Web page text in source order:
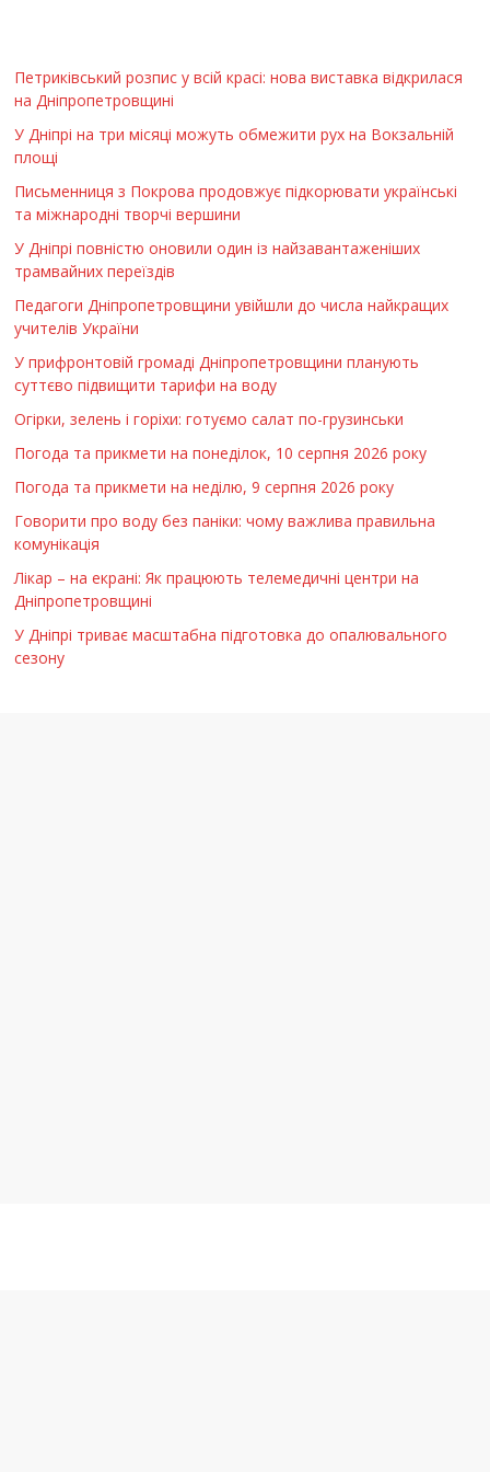
Петриківський розпис у всій красі: нова виставка відкрилася
на Дніпропетровщині
У Дніпрі на три місяці можуть обмежити рух на Вокзальній
площі
Письменниця з Покрова продовжує підкорювати українські
та міжнародні творчі вершини
У Дніпрі повністю оновили один із найзавантаженіших
трамвайних переїздів
Педагоги Дніпропетровщини увійшли до числа найкращих
учителів України
У прифронтовій громаді Дніпропетровщини планують
суттєво підвищити тарифи на воду
Огірки, зелень і горіхи: готуємо салат по-грузинськи
Погода та прикмети на понеділок, 10 серпня 2026 року
Погода та прикмети на неділю, 9 серпня 2026 року
Говорити про воду без паніки: чому важлива правильна
комунікація
Лікар – на екрані: Як працюють телемедичні центри на
Дніпропетровщині
У Дніпрі триває масштабна підготовка до опалювального
сезону